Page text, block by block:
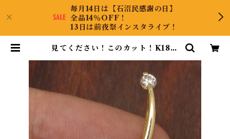
毎月14日は【石沼民感謝の日】
全品14％OFF！
13日は前夜祭インスタライブ！
見てください！このカット！K18ア
ectJewel